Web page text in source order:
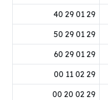
29 01 29 40
29 01 29 50
29 01 29 60
29 02 11 00
29 02 20 00